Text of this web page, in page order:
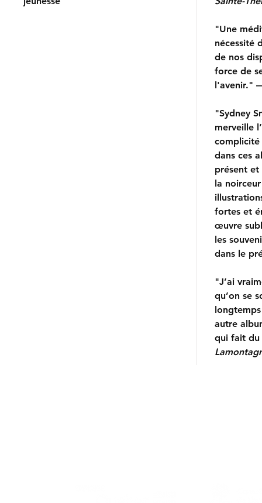
"Une
nécessité
de nos
force de
l'avenir."
"Sydney
merveille
complicité
dans ces
présent et
la
fortes et
œuvre
les
dans le
"J’ai
qu’on se
autre
qui fait